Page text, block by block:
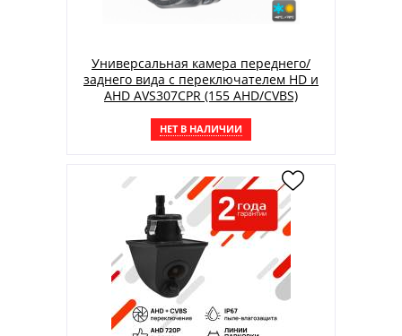
Универсальная камера переднего/
заднего вида с переключателем HD и
AHD AVS307CPR (155 AHD/CVBS)
НЕТ В НАЛИЧИИ